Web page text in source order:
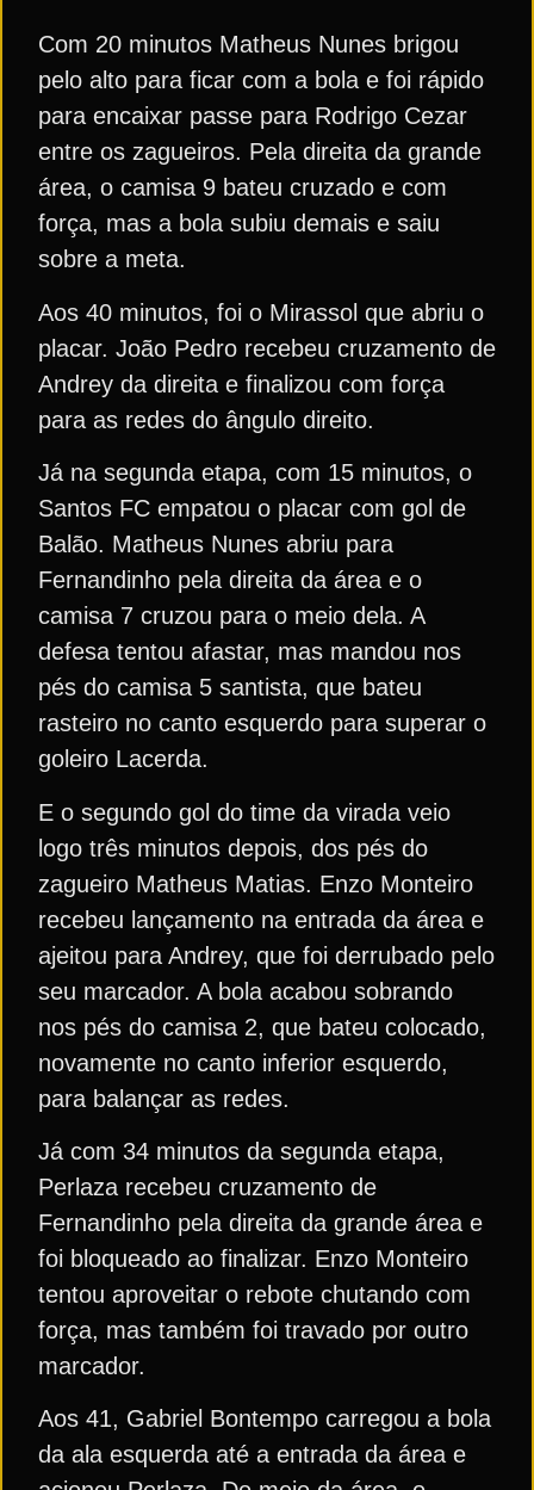
Com 20 minutos Matheus Nunes brigou
pelo alto para ficar com a bola e foi rápido
para encaixar passe para Rodrigo Cezar
entre os zagueiros. Pela direita da grande
área, o camisa 9 bateu cruzado e com
força, mas a bola subiu demais e saiu
sobre a meta.
Aos 40 minutos, foi o Mirassol que abriu o
placar. João Pedro recebeu cruzamento de
Andrey da direita e finalizou com força
para as redes do ângulo direito.
Já na segunda etapa, com 15 minutos, o
Santos FC empatou o placar com gol de
Balão. Matheus Nunes abriu para
Fernandinho pela direita da área e o
camisa 7 cruzou para o meio dela. A
defesa tentou afastar, mas mandou nos
pés do camisa 5 santista, que bateu
rasteiro no canto esquerdo para superar o
goleiro Lacerda.
E o segundo gol do time da virada veio
logo três minutos depois, dos pés do
zagueiro Matheus Matias. Enzo Monteiro
recebeu lançamento na entrada da área e
ajeitou para Andrey, que foi derrubado pelo
seu marcador. A bola acabou sobrando
nos pés do camisa 2, que bateu colocado,
novamente no canto inferior esquerdo,
para balançar as redes.
Já com 34 minutos da segunda etapa,
Perlaza recebeu cruzamento de
Fernandinho pela direita da grande área e
foi bloqueado ao finalizar. Enzo Monteiro
tentou aproveitar o rebote chutando com
força, mas também foi travado por outro
marcador.
Aos 41, Gabriel Bontempo carregou a bola
da ala esquerda até a entrada da área e